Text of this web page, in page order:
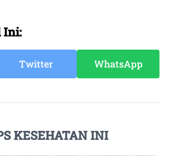
Ini:
Twitter WhatsApp
KESEHATAN INI